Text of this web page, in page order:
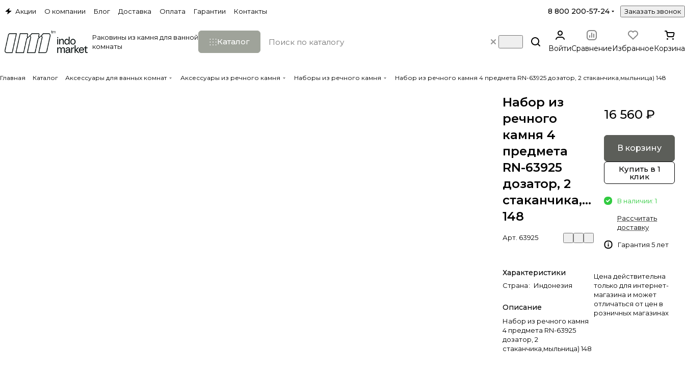
Акции О компании Блог Доставка Оплата Гарантии Контакты 8 800 200-57-24 Заказать звонок
Раковины из камня для ванной
комнаты
Каталог
ВойтиСравнениеИзбранноеКорзина
Главная Каталог Аксессуары для ванных комнат Аксессуары из речного камня Наборы из речного камня Набор из речного камня 4 предмета RN-63925 дозатор, 2 стаканчика,мыльница) 148
Набор из
речного
камня 4
предмета
RN-63925
дозатор, 2
стаканчика,мыльница)
148
Арт. 63925
Характеристики
Страна: Индонезия
Описание
Набор из речного камня
4 предмета RN-63925
дозатор, 2
стаканчика,мыльница) 148
16 560 ₽
В корзину
Купить в 1
клик
В наличии: 1
Рассчитать
доставку
Гарантия 5 лет
Цена действительна
только для интернет-
магазина и может
отличаться от цен в
розничных магазинах